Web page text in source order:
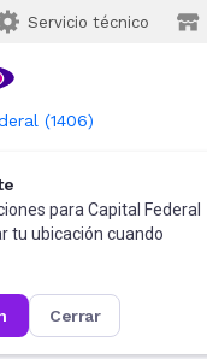
Servicio técnico
(1406)
para Capital Federal
tu ubicación cuando
cerrar